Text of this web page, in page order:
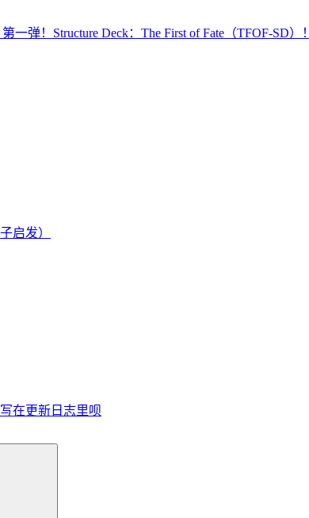
一弹！Structure Deck：The First of Fate（TFOF-SD）！
启发）
在更新日志里呗